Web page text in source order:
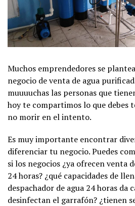
Muchos emprendedores se
negocio de venta de agua
muuuuchas las personas que
hoy te compartimos lo que debes
no morir en el intento.
Es muy importante encontrar
diferenciar tu negocio. Puedes
si los negocios ¿ya ofrecen venta
24 horas? ¿qué capacidades de
despachador de agua 24 horas da
desinfectan el garrafón? ¿tienen